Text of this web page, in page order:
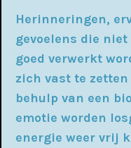
en/of
Herinneringen,
gevoelens die
goed verwerkt
zich vast te
behulp van een
emotie worden
energie weer vrij